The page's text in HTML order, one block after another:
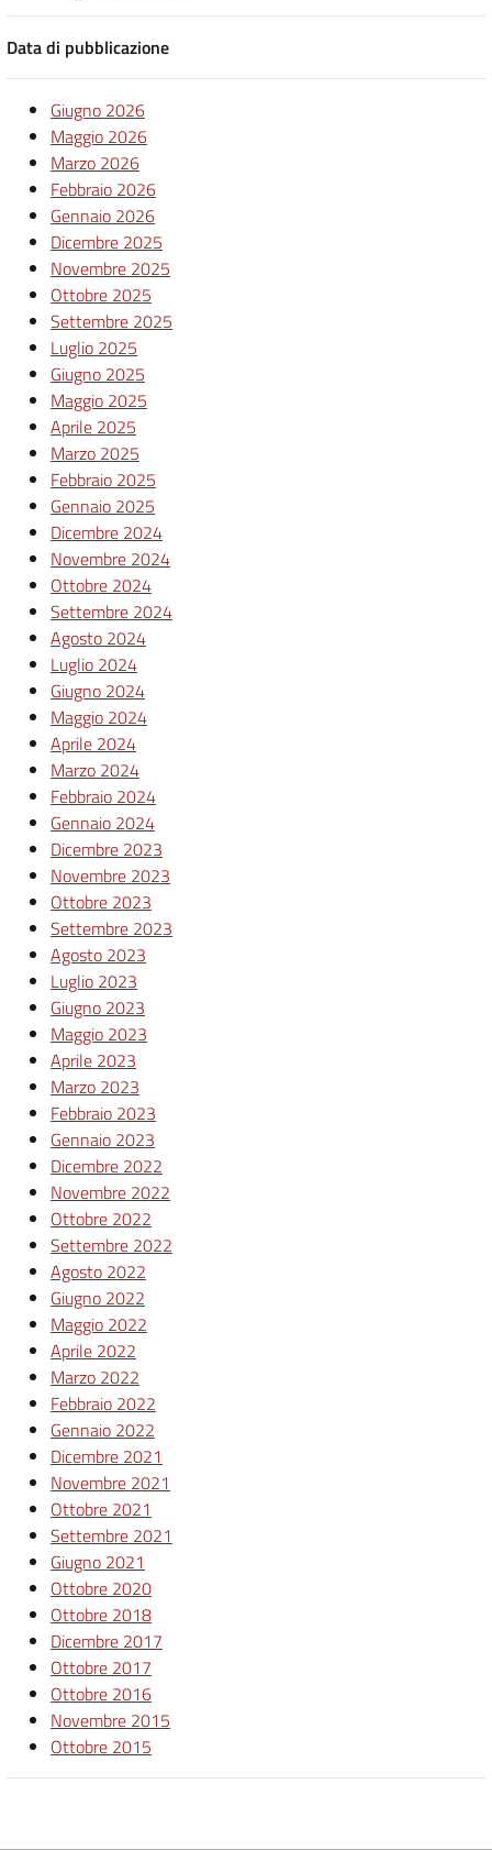
Data di pubblicazione
Giugno 2026
Maggio 2026
Marzo 2026
Febbraio 2026
Gennaio 2026
Dicembre 2025
Novembre 2025
Ottobre 2025
Settembre 2025
Luglio 2025
Giugno 2025
Maggio 2025
Aprile 2025
Marzo 2025
Febbraio 2025
Gennaio 2025
Dicembre 2024
Novembre 2024
Ottobre 2024
Settembre 2024
Agosto 2024
Luglio 2024
Giugno 2024
Maggio 2024
Aprile 2024
Marzo 2024
Febbraio 2024
Gennaio 2024
Dicembre 2023
Novembre 2023
Ottobre 2023
Settembre 2023
Agosto 2023
Luglio 2023
Giugno 2023
Maggio 2023
Aprile 2023
Marzo 2023
Febbraio 2023
Gennaio 2023
Dicembre 2022
Novembre 2022
Ottobre 2022
Settembre 2022
Agosto 2022
Giugno 2022
Maggio 2022
Aprile 2022
Marzo 2022
Febbraio 2022
Gennaio 2022
Dicembre 2021
Novembre 2021
Ottobre 2021
Settembre 2021
Giugno 2021
Ottobre 2020
Ottobre 2018
Dicembre 2017
Ottobre 2017
Ottobre 2016
Novembre 2015
Ottobre 2015